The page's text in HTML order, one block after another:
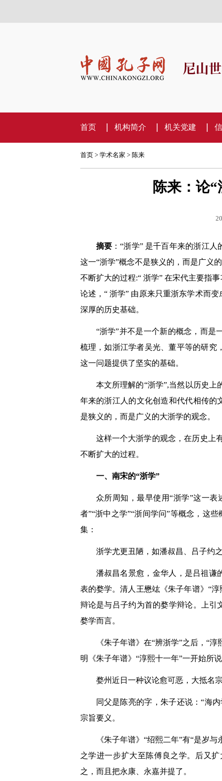
尼山
首页 机构简介 机关党建
首页> 学术名家 > 陈来
陈来：论
摘要：“浙学” 是千百年来的浙江
这一“浙学”概念不是狭义的，而是广义
不断扩大的过程:“ 浙学” 在宋代主要指
论述，“ 浙学” 由原来只重浙东学术而
深厚的历史基础。
“浙学”并不是一个新的概念，而是
梳理，如浙江学者吴光、董平等的研究
这一问题提供了坚实的基础。
本文所理解的“浙学”,当然以历史
年来的浙江人的文化创造和代代相传的
是狭义的，而是广义的大浙学的观念。
这样一个大浙学的观念，在历史上
不断扩大的过程。
一、南宋的“浙学”
众所周知，最早使用“浙学”这一
者”“浙中之学”“浙间学问”等概念，这
集：
浙学尤更丑陋，如潘叔昌、吕子约
潘叔昌名景愈，金华人，是吕祖谦
表的婺学。清人王懋竑《朱子年谱》“
辩论是与吕子约为首的婺学辩论。上引
婺学而言。
《朱子年谱》在“辨浙学”之后，“
明《朱子年谱》“淳熙十一年”一开始所
婺州近日一种议论愈可恶，大抵
同父是陈亮的字，朱子还说：“海
宗旨要义。
《朱子年谱》“绍熙二年”有“是岁
之学进一步扩大至陈傅良之学。后又
之，而且把永康、永嘉并提了。